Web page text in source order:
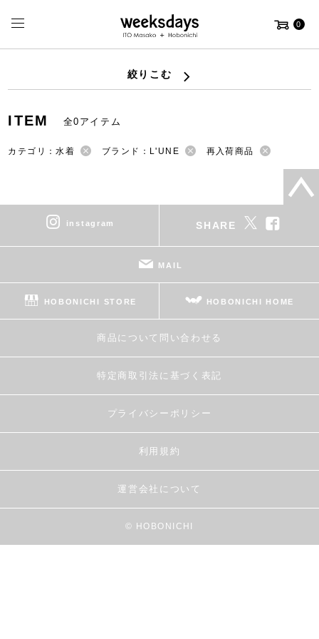
0
絞りこむ
ITEM 全0アイテム
カテゴリ：水着 ブランド：L'UNE 再入荷商品
instagram SHARE
MAIL
HOBONICHI STORE HOBONICHI HOME
商品について問い合わせる
特定商取引法に基づく表記
プライバシーポリシー
利用規約
運営会社について
© HOBONICHI